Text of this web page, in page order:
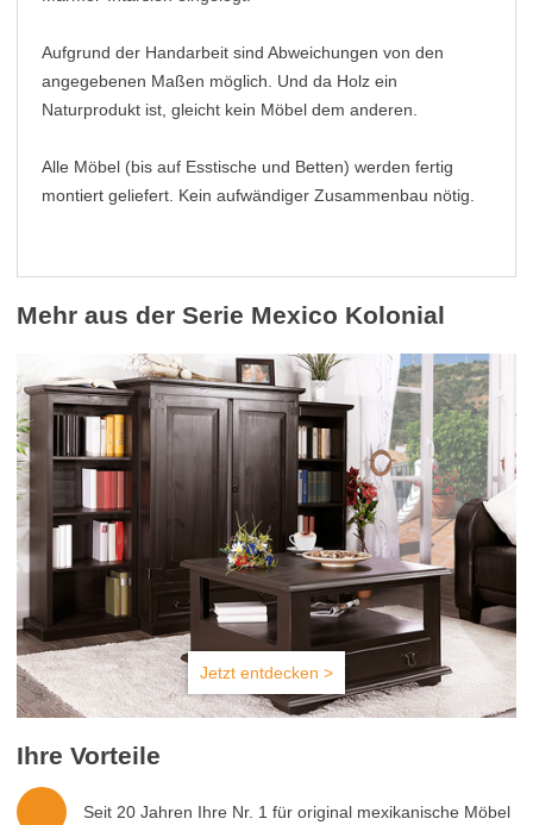
Aufgrund der Handarbeit sind Abweichungen von den
angegebenen Maßen möglich. Und da Holz ein
Naturprodukt ist, gleicht kein Möbel dem anderen.
Alle Möbel (bis auf Esstische und Betten) werden fertig
montiert geliefert. Kein aufwändiger Zusammenbau nötig.
Mehr aus der Serie Mexico Kolonial
Jetzt entdecken >
Ihre Vorteile
Seit 20 Jahren Ihre Nr. 1 für original mexikanische Möbel